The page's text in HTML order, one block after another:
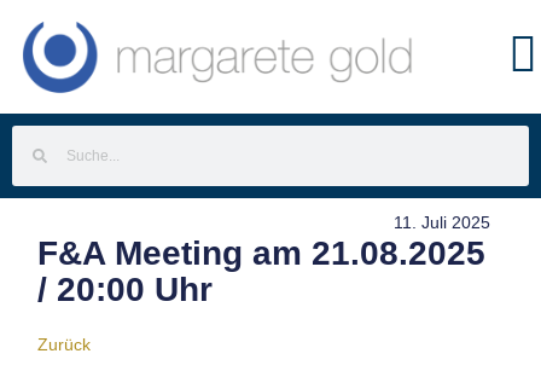
11. Juli 2025
F&A Meeting am 21.08.2025
/ 20:00 Uhr
Zurück